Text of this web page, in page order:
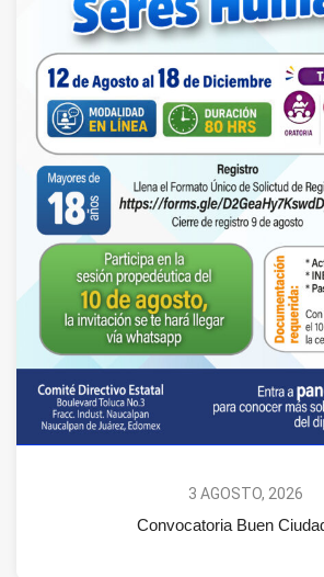
3 AGOSTO, 2026
Convocatoria Buen